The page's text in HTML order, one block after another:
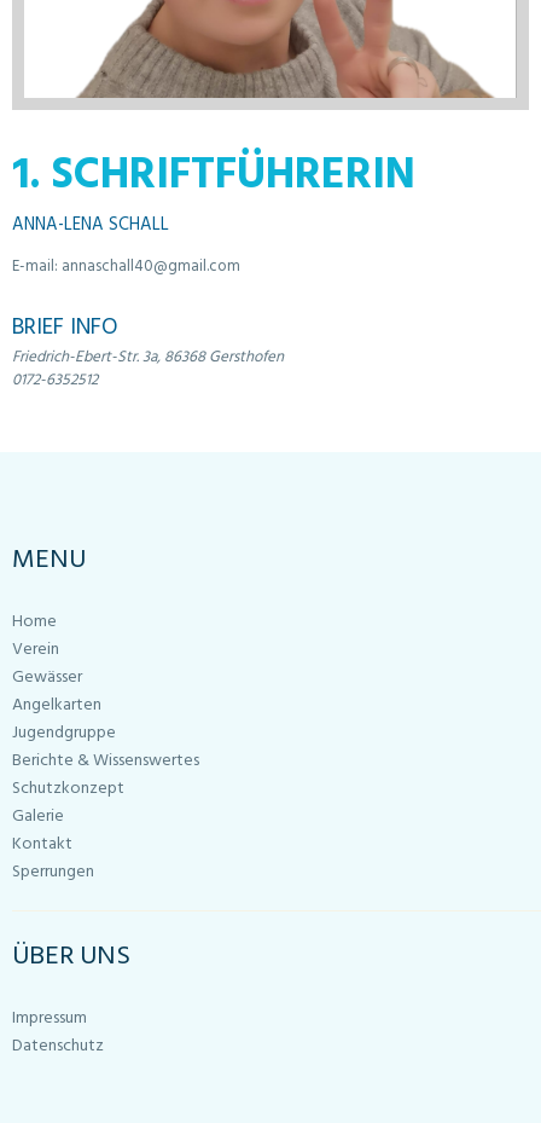
1. SCHRIFTFÜHRERIN
ANNA-LENA SCHALL
E-mail: annaschall40@gmail.com
BRIEF INFO
Friedrich-Ebert-Str. 3a, 86368 Gersthofen
0172-6352512
MENU
Home
Verein
Gewässer
Angelkarten
Jugendgruppe
Berichte & Wissenswertes
Schutzkonzept
Galerie
Kontakt
Sperrungen
ÜBER UNS
Impressum
Datenschutz